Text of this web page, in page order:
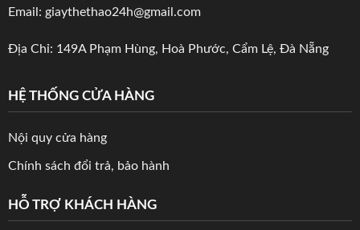
Email: giaythethao24h@gmail.com
Địa Chỉ: 149A Phạm Hùng, Hoà Phước, Cẩm Lệ, Đà Nẵng
HỆ THỐNG CỬA HÀNG
Nội quy cửa hàng
Chính sách đổi trả, bảo hành
HỖ TRỢ KHÁCH HÀNG